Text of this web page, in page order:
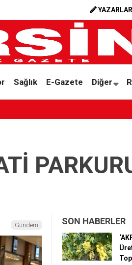
YAZARLAR
Sağlık E-Gazete Diğer
Gündem SON HABERLER